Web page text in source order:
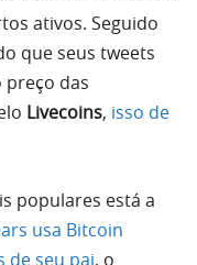
ativos. Seguido
que seus tweets
das
Livecoins, isso de
populares está a
usa Bitcoin
de seu pai, o